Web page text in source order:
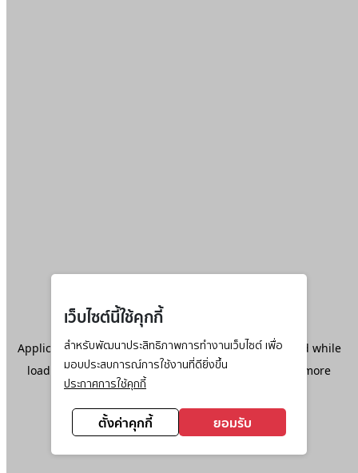
เว็บไซต์นี้ใช้คุกกี้
สำหรับพัฒนาประสิทธิภาพการทำงานเว็บไซต์ เพื่อ
มอบประสบการณ์การใช้งานที่ดียิ่งขึ้น
ประกาศการใช้คุกกี้
ตั้งค่าคุกกี้ ยอมรับ
Application error: aclient-side exception has occurred while
loadingwww.ktc.co.th(see the browser console
for more
information).